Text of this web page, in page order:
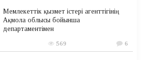
Мемлекеттік қызмет істері агенттігінің
Ақмола облысы бойынша
департаментімен
569 6